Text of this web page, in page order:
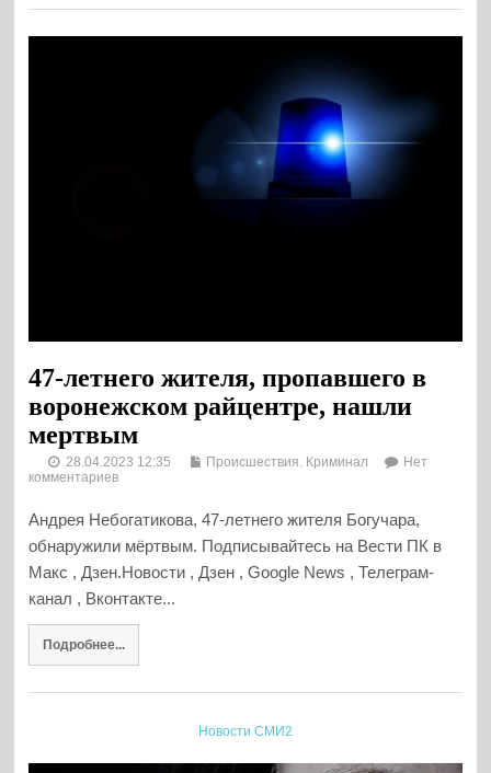
47-летнего жителя, пропавшего в
воронежском райцентре, нашли
мертвым
28.04.2023 12:35 Происшествия. Криминал
Нет
комментариев
Андрея Небогатикова, 47-летнего жителя Богучара,
обнаружили мёртвым. Подписывайтесь на Вести ПК в
Макс , Дзен.Новости , Дзен , Google News , Телеграм-
канал , Вконтакте...
Подробнее...
Новости СМИ2